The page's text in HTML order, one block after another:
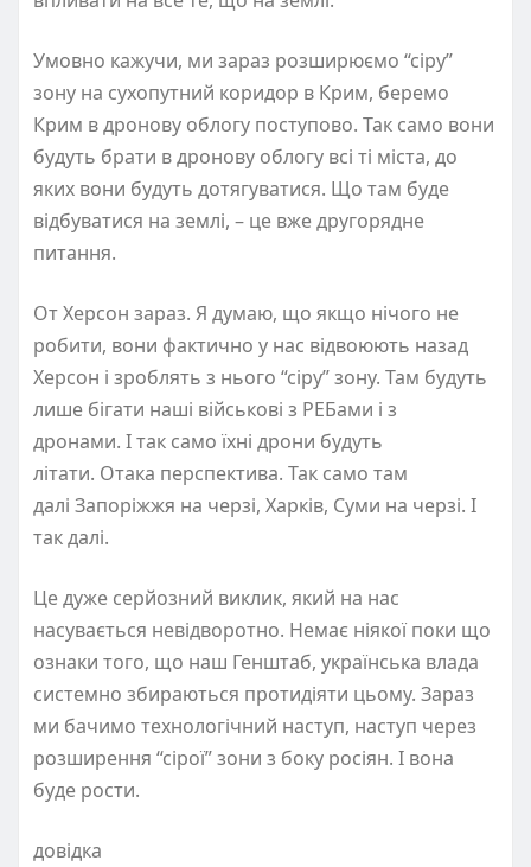
Умовно кажучи, ми зараз розширюємо “сіру”
зону на сухопутний коридор в Крим, беремо
Крим в дронову облогу поступово. Так само вони
будуть брати в дронову облогу всі ті міста, до
яких вони будуть дотягуватися. Що там буде
відбуватися на землі, – це вже другорядне
питання.
От Херсон зараз. Я думаю, що якщо нічого не
робити, вони фактично у нас відвоюють назад
Херсон і зроблять з нього “сіру” зону. Там будуть
лише бігати наші військові з РЕБами і з
дронами. І так само їхні дрони будуть
літати. Отака перспектива. Так само там
далі Запоріжжя на черзі, Харків, Суми на черзі. І
так далі.
Це дуже серйозний виклик, який на нас
насувається невідворотно. Немає ніякої поки що
ознаки того, що наш Генштаб, українська влада
системно збираються протидіяти цьому. Зараз
ми бачимо технологічний наступ, наступ через
розширення “сірої” зони з боку росіян. І вона
буде рости.
довідка